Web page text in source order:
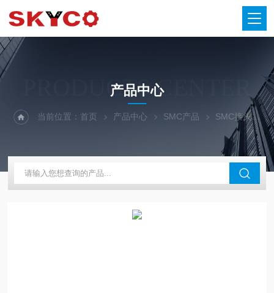
PRODUCTS CENTER
产品中心
当前位置：首页 产品中心 SMC产品 SMC接头